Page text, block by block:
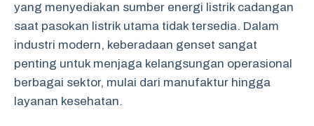
yang menyediakan sumber energi listrik cadangan
saat pasokan listrik utama tidak tersedia. Dalam
industri modern, keberadaan genset sangat
penting untuk menjaga kelangsungan operasional
berbagai sektor, mulai dari manufaktur hingga
layanan kesehatan.